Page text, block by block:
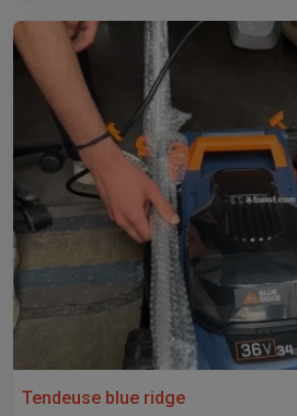
Tendeuse blue ridge